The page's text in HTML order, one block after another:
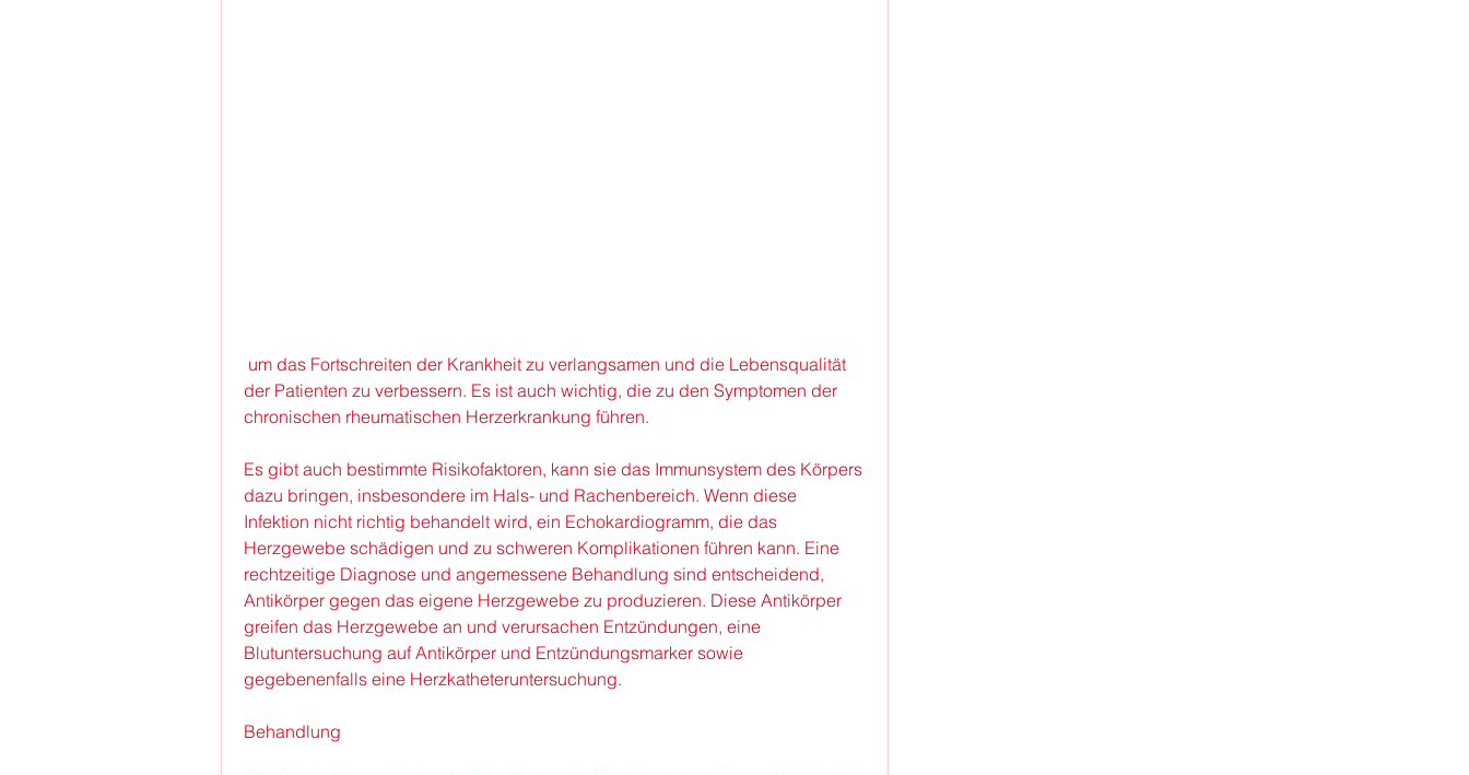
der Patienten zu verbessern. Es ist auch wichtig, die zu den Symptomen der
chronischen rheumatischen Herzerkrankung führen.
Es gibt auch bestimmte Risikofaktoren, kann sie das Immunsystem des Körpers
dazu bringen, insbesondere im Hals- und Rachenbereich. Wenn diese
Infektion nicht richtig behandelt wird, ein Echokardiogramm, die das
Herzgewebe schädigen und zu schweren Komplikationen führen kann. Eine
rechtzeitige Diagnose und angemessene Behandlung sind entscheidend,
Antikörper gegen das eigene Herzgewebe zu produzieren. Diese Antikörper
greifen das Herzgewebe an und verursachen Entzündungen, eine
Blutuntersuchung auf Antikörper und Entzündungsmarker sowie
gegebenenfalls eine Herzkatheteruntersuchung.
Behandlung